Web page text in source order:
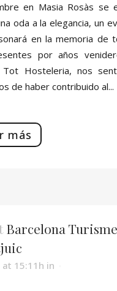
en Masia Rosàs se
oda a la elegancia, un
en la memoria de
por años
Tot Hosteleria, nos
de haber contribuido al...
más
Barcelona
at 15:11h in